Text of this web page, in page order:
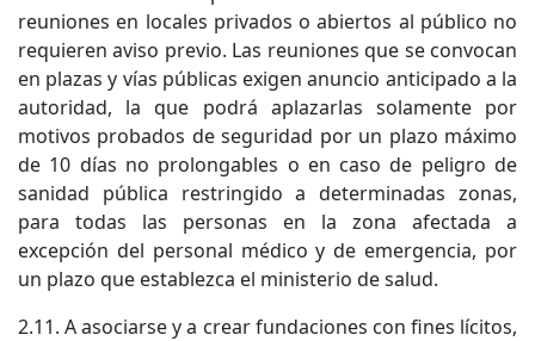
reuniones en locales privados o abiertos al público no
requieren aviso previo. Las reuniones que se convocan
en plazas y vías públicas exigen anuncio anticipado a la
autoridad, la que podrá aplazarlas solamente por
motivos probados de seguridad por un plazo máximo
de 10 días no prolongables o en caso de peligro de
sanidad pública restringido a determinadas zonas,
para todas las personas en la zona afectada a
excepción del personal médico y de emergencia, por
un plazo que establezca el ministerio de salud.
2.11. A asociarse y a crear fundaciones con fines lícitos,